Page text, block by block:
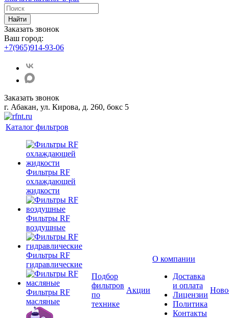
Найти
Заказать звонок
Ваш город:
+7(965)914-93-06
Заказать звонок
г. Абакан, ул. Кирова, д. 260, бокс 5
Каталог фильтров
Фильтры RF
охлаждающей
жидкости
Фильтры RF
воздушные
Фильтры RF
гидравлические
Фильтры RF
масляные
Подбор
фильтров
по
технике
Акции
О компании
Доставка
и оплата
Лицензии
Политика
Контакты